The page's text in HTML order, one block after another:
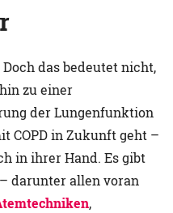
Doch das bedeutet nicht,
zu einer
der Lungenfunktion
COPD in Zukunft geht –
in ihrer Hand. Es gibt
darunter allen voran
,